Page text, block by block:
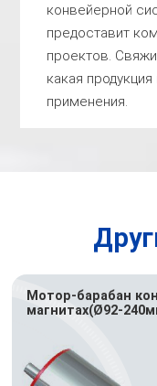
конвейерной
предоставит
проектов.
какая
применения.
Мотор-барабан
магнитах(Ø92-